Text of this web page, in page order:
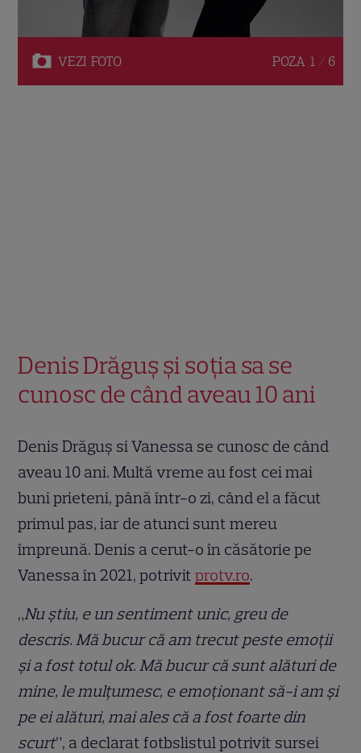
VEZI FOTO POZA 1 / 6
Denis Drăguș și soția sa se
cunosc de când aveau 10 ani
Denis Drăguș si Vanessa se cunosc de când
aveau 10 ani. Multă vreme au fost cei mai
buni prieteni, până într-o zi, când el a făcut
primul pas, iar de atunci sunt mereu
împreună. Denis a cerut-o în căsătorie pe
Vanessa în 2021, potrivitprotv.ro.
„Nu știu, e un sentiment unic, greu de
descris. Mă bucur că am trecut peste emoții
și a fost totul ok. Mă bucur că sunt alături de
mine, le mulțumesc, e emoționant să-i am și
pe ei alături, mai ales că a fost foarte din
scurt”, a declarat fotbslistul potrivit sursei